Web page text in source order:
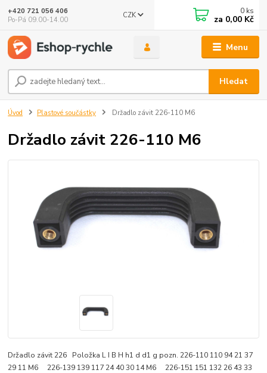
Menu
CZK
Hledat
+420 721 056 406
Po-Pá 09.00-14.00
0 ks
za 0,00 Kč
Úvod Plastové součástky Držadlo závit 226-110 M6
Držadlo závit 226-110 M6
Držadlo závit 226 Položka L I B H h1 d d1 g pozn. 226-110 110 94 21 37
29 11 M6 226-139 139 117 24 40 30 14 M6 226-151 151 132 26 43 33